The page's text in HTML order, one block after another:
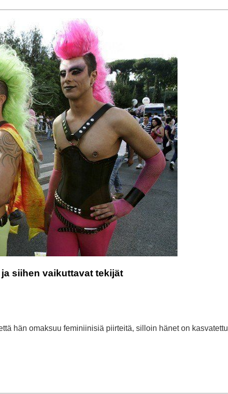
siihen vaikuttavat tekijät
hän omaksuu feminiinisiä piirteitä, silloin hänet on kasvatettu